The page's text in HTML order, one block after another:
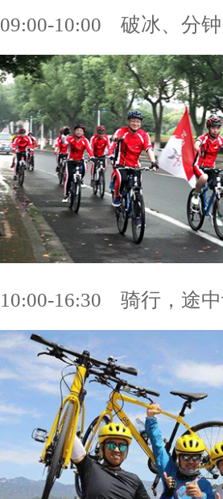
09:00-10:00 破冰、分
10:00-16:30 骑行，途